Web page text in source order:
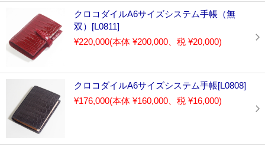
クロコダイルA6サイズシステム手帳（無
双）[L0811]
¥220,000(本体 ¥200,000、税 ¥20,000)
クロコダイルA6サイズシステム手帳[L0808]
¥176,000(本体 ¥160,000、税 ¥16,000)